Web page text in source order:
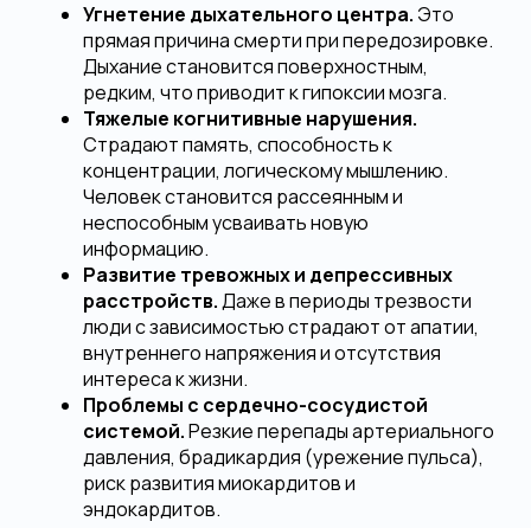
Угнетение дыхательного центра. Это
прямая причина смерти при передозировке.
Дыхание становится поверхностным,
редким, что приводит к гипоксии мозга.
Тяжелые когнитивные нарушения.
Страдают память, способность к
концентрации, логическому мышлению.
Человек становится рассеянным и
неспособным усваивать новую
информацию.
Развитие тревожных и депрессивных
расстройств.Даже в периоды трезвости
люди с зависимостью страдают от апатии,
внутреннего напряжения и отсутствия
интереса к жизни.
Проблемы с сердечно-сосудистой
системой.Резкие перепады артериального
давления, брадикардия (урежение пульса),
риск развития миокардитов и
эндокардитов.